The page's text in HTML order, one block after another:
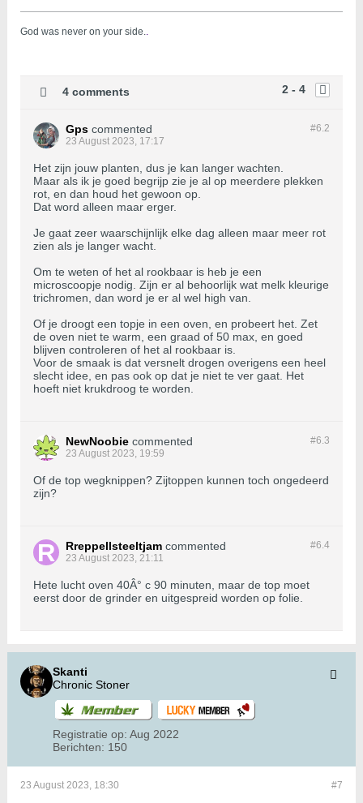
God was never on your side..
2 - 4
4 comments
#6.2
Gps commented
23 August 2023, 17:17
Het zijn jouw planten, dus je kan langer wachten.
Maar als ik je goed begrijp zie je al op meerdere plekken
rot, en dan houd het gewoon op.
Dat word alleen maar erger.
Je gaat zeer waarschijnlijk elke dag alleen maar meer rot
zien als je langer wacht.
Om te weten of het al rookbaar is heb je een
microscoopje nodig. Zijn er al behoorlijk wat melk kleurige
trichromen, dan word je er al wel high van.
Of je droogt een topje in een oven, en probeert het. Zet
de oven niet te warm, een graad of 50 max, en goed
blijven controleren of het al rookbaar is.
Voor de smaak is dat versnelt drogen overigens een heel
slecht idee, en pas ook op dat je niet te ver gaat. Het
hoeft niet krukdroog te worden.
#6.3
NewNoobie commented
23 August 2023, 19:59
Of de top wegknippen? Zijtoppen kunnen toch ongedeerd
zijn?
#6.4
Rreppellsteeltjam commented
23 August 2023, 21:11
Hete lucht oven 40Â° c 90 minuten, maar de top moet
eerst door de grinder en uitgespreid worden op folie.
Skanti
Chronic Stoner
Registratie op: Aug 2022
Berichten: 150
#7
23 August 2023, 18:30